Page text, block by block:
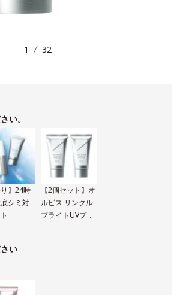
1 32
い。
り】24時
シミ対
【2個セット】オ
ルビス リンクル
ブライトUVプロ
い